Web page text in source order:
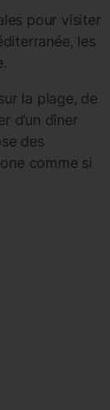
pour visiter
les
la plage, de
d’un dîner
des
comme si